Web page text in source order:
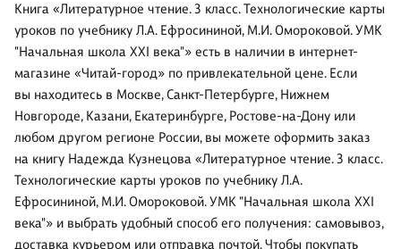
Книга «Литературное чтение. 3 класс. Технологические карты
уроков по учебнику Л.А. Ефросининой, М.И. Омороковой. УМК
"Начальная школа XXI века"» есть в наличии в интернет-
магазине «Читай-город» по привлекательной цене. Если
вы находитесь в Москве, Санкт-Петербурге, Нижнем
Новгороде, Казани, Екатеринбурге, Ростове-на-Дону или
любом другом регионе России, вы можете оформить заказ
на книгу Надежда Кузнецова «Литературное чтение. 3 класс.
Технологические карты уроков по учебнику Л.А.
Ефросининой, М.И. Омороковой. УМК "Начальная школа XXI
века"» и выбрать удобный способ его получения: самовывоз,
доставка курьером или отправка почтой. Чтобы покупать